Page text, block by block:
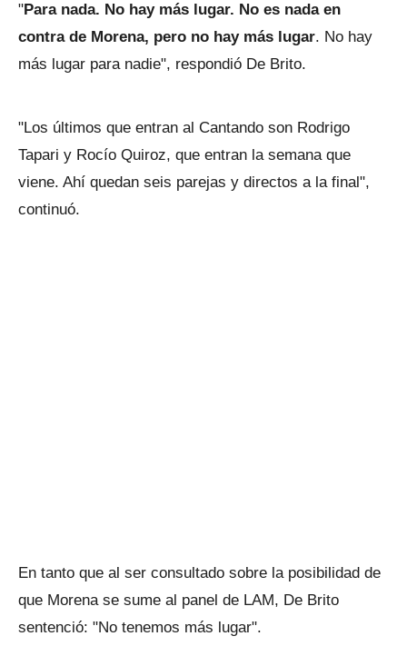
"Para nada. No hay más lugar. No es nada en
contra de Morena, pero no hay más lugar. No hay
más lugar para nadie", respondió De Brito.
"Los últimos que entran al Cantando son Rodrigo
Tapari y Rocío Quiroz, que entran la semana que
viene. Ahí quedan seis parejas y directos a la final",
continuó.
En tanto que al ser consultado sobre la posibilidad de
que Morena se sume al panel de LAM, De Brito
sentenció: "No tenemos más lugar".